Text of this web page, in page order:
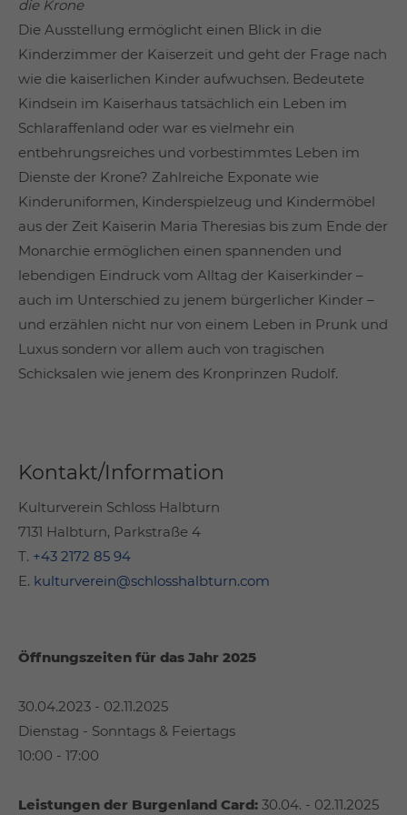
die Krone
Die Ausstellung ermöglicht einen Blick in die
Kinderzimmer der Kaiserzeit und geht der Frage nach
wie die kaiserlichen Kinder aufwuchsen. Bedeutete
Kindsein im Kaiserhaus tatsächlich ein Leben im
Schlaraffenland oder war es vielmehr ein
entbehrungsreiches und vorbestimmtes Leben im
Dienste der Krone? Zahlreiche Exponate wie
Kinderuniformen, Kinderspielzeug und Kindermöbel
aus der Zeit Kaiserin Maria Theresias bis zum Ende der
Monarchie ermöglichen einen spannenden und
lebendigen Eindruck vom Alltag der Kaiserkinder –
auch im Unterschied zu jenem bürgerlicher Kinder –
und erzählen nicht nur von einem Leben in Prunk und
Luxus sondern vor allem auch von tragischen
Schicksalen wie jenem des Kronprinzen Rudolf.
Kontakt/Information
Kulturverein Schloss Halbturn
7131 Halbturn, Parkstraße 4
T. +43 2172 85 94
E. kulturverein@schlosshalbturn.com
Öffnungszeiten für das Jahr 2025
30.04.2023 - 02.11.2025
Dienstag - Sonntags & Feiertags
10:00 - 17:00
Leistungen der Burgenland Card: 30.04. - 02.11.2025